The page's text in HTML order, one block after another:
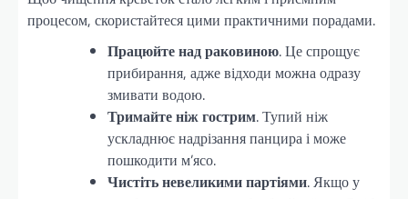
процесом, скористайтеся цими практичними порадами.
Працюйте над раковиною. Це спрощує
прибирання, адже відходи можна одразу
змивати водою.
Тримайте ніж гострим. Тупий ніж
ускладнює надрізання панцира і може
пошкодити м’ясо.
Чистіть невеликими партіями. Якщо у